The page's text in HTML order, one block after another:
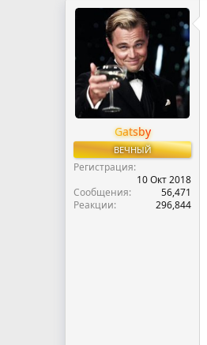
т
м
т
а
н
а
ч
а
л
Gatsby
ВЕЧНЫЙ
Регистрация
10 Окт 2018
Сообщения
56,471
Реакции
296,844